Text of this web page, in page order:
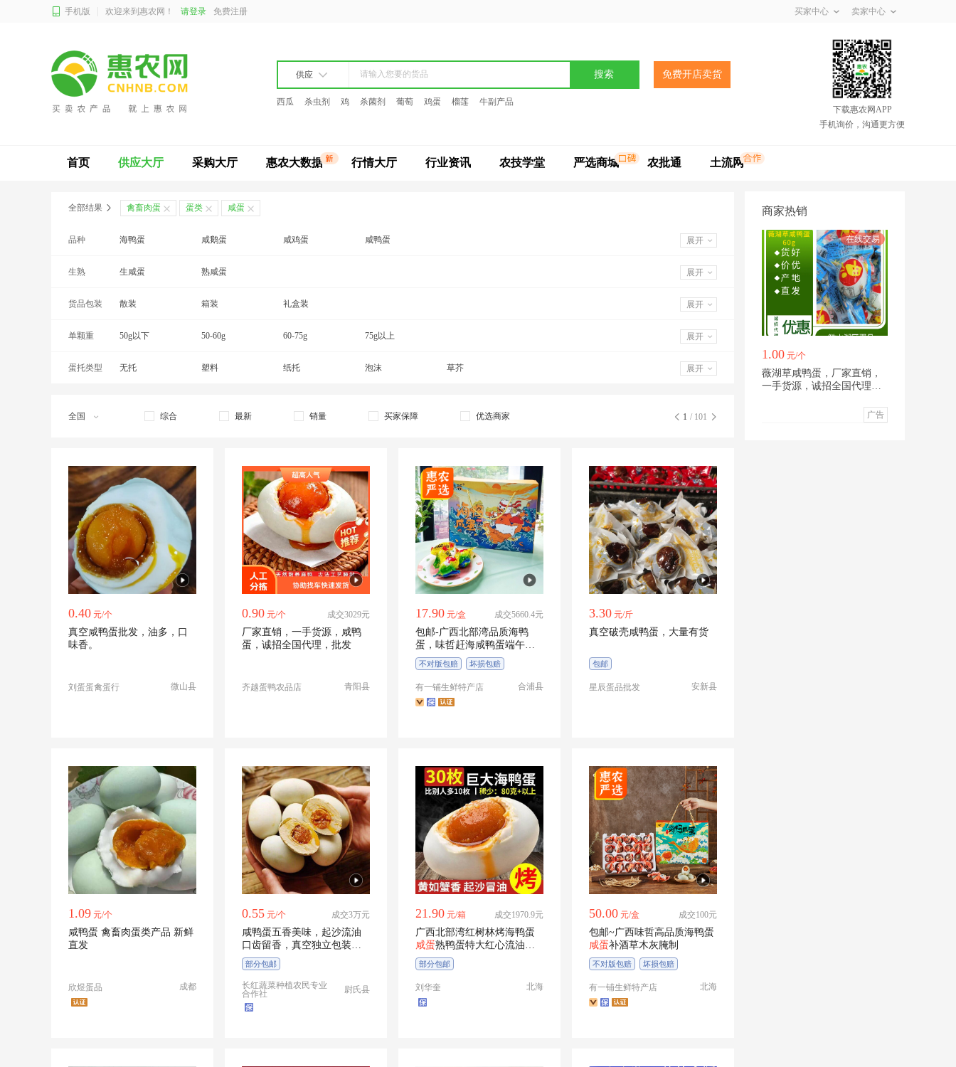
手机版 欢迎来到惠农网！ 请登录 免费注册 买家中心 卖家中心
供应 搜索 免费开店卖货
西瓜 杀虫剂 鸡 杀菌剂 葡萄 鸡蛋 榴莲
牛副产品
下载惠农网APP
手机询价，沟通更方便
首页 供应大厅 采购大厅 惠农大数据 行情大厅 行业资讯 农技学堂 严选商城 农批通 土流网
全部结果 禽畜肉蛋 蛋类 咸蛋
品种 海鸭蛋 咸鹅蛋 咸鸡蛋 咸鸭蛋 展开
生熟 生咸蛋 熟咸蛋 展开
货品包装 散装 箱装 礼盒装 展开
单颗重 50g以下 50-60g 60-75g 75g以上 展开
蛋托类型 无托 塑料 纸托 泡沫 草芥 展开
全国 综合 最新 销量 买家保障 优选商家 1 / 101
0.40 元/个
真空咸鸭蛋批发，油多，口
味香。
刘蛋蛋禽蛋行 微山县
0.90 元/个 成交3029元
厂家直销，一手货源，咸鸭
蛋，诚招全国代理，批发
齐越蛋鸭农品店 青阳县
17.90 元/盒 成交5660.4元
包邮-广西北部湾品质海鸭
蛋，味哲赶海咸鸭蛋端午节
礼盒
不对版包赔
坏损包赔
有一铺生鲜特产店 合浦县
3.30 元/斤
真空破壳咸鸭蛋，大量有货
包邮
星辰蛋品批发 安新县
1.09 元/个
咸鸭蛋 禽畜肉蛋类产品 新鲜
直发
欣煜蛋品 成都
0.55 元/个 成交3万元
咸鸭蛋五香美味，起沙流油
口齿留香，真空独立包装，
打开剥壳即食
部分包邮
长红蔬菜种植农民专业
合作社
尉氏县
21.90 元/箱 成交1970.9元
广西北部湾红树林烤海鸭蛋
咸蛋熟鸭蛋特大红心流油咸
鸭蛋批
部分包邮
刘华奎 北海
50.00 元/盒 成交100元
包邮~广西味哲高品质海鸭蛋
咸蛋补酒草木灰腌制
不对版包赔
坏损包赔
有一铺生鲜特产店 北海
商家热销
广告
1.00 元/个
薇湖草咸鸭蛋，厂家直销，
一手货源，诚招全国代理，